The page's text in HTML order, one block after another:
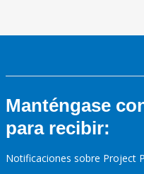
Manténgase
para recibir:
Notificaciones sobre Project